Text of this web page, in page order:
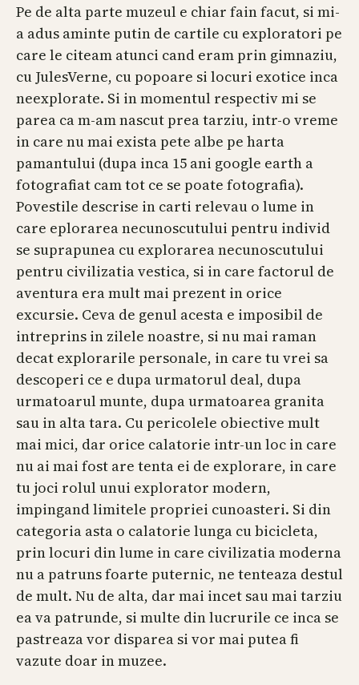
Pe de alta parte muzeul e chiar fain facut, si mi-
a adus aminte putin de cartile cu exploratori pe
care le citeam atunci cand eram prin gimnaziu,
cu JulesVerne, cu popoare si locuri exotice inca
neexplorate. Si in momentul respectiv mi se
parea ca m-am nascut prea tarziu, intr-o vreme
in care nu mai exista pete albe pe harta
pamantului (dupa inca 15 ani google earth a
fotografiat cam tot ce se poate fotografia).
Povestile descrise in carti relevau o lume in
care eplorarea necunoscutului pentru individ
se suprapunea cu explorarea necunoscutului
pentru civilizatia vestica, si in care factorul de
aventura era mult mai prezent in orice
excursie. Ceva de genul acesta e imposibil de
intreprins in zilele noastre, si nu mai raman
decat explorarile personale, in care tu vrei sa
descoperi ce e dupa urmatorul deal, dupa
urmatoarul munte, dupa urmatoarea granita
sau in alta tara. Cu pericolele obiective mult
mai mici, dar orice calatorie intr-un loc in care
nu ai mai fost are tenta ei de explorare, in care
tu joci rolul unui explorator modern,
impingand limitele propriei cunoasteri. Si din
categoria asta o calatorie lunga cu bicicleta,
prin locuri din lume in care civilizatia moderna
nu a patruns foarte puternic, ne tenteaza destul
de mult. Nu de alta, dar mai incet sau mai tarziu
ea va patrunde, si multe din lucrurile ce inca se
pastreaza vor disparea si vor mai putea fi
vazute doar in muzee.